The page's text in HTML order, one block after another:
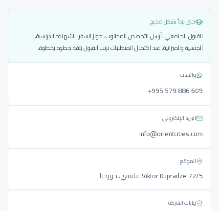
حتى نبدأ بشكل صحيح
للقبول الجامعي، أرسل التخصص المطلوب، جواز السفر، الشهادة الدراسية،
الجنسية والميزانية. عند اكتمال المتطلبات نرتب القبول بثقة خطوة بخطوة.
واتساب
‎+995 579 886 609
البريد الإلكتروني
info@orientcities.com
الموقع
Viktor Kupradze 72/5، تبليسي، جورجيا
بيانات الشركة